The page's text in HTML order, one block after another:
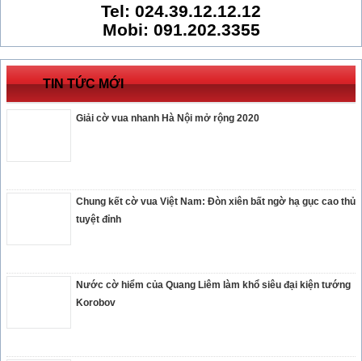
Tel: 024.39.12.12.12
Mobi: 091.202.3355
TIN TỨC MỚI
Giải cờ vua nhanh Hà Nội mở rộng 2020
Chung kết cờ vua Việt Nam: Đòn xiên bất ngờ hạ gục cao thủ
tuyệt đỉnh
Nước cờ hiểm của Quang Liêm làm khổ siêu đại kiện tướng
Korobov